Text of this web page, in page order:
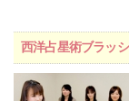
西洋占星術ブラッ